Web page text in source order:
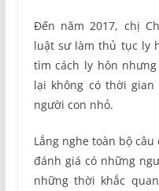
Đến năm 2017, chị
luật sư làm thủ tục ly
tìm cách ly hôn
lại không có thời
người con nhỏ.
Lắng nghe toàn bộ
đánh giá có những
những thời khắc